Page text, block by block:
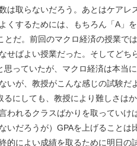
は取らないだろう。あとはケアレ
くするためには、もちろん「A」
とだ。前回のマクロ経済の授業で
せばよい授業だった。そしてどち
思っていたが、マクロ経済は本当
いが、教授がこんな感じの試験だ
にしても、教授により難しさは
われるクラスばかりを取っていけ
いだろうが）GPAを上げることは
的によい成績を取るために明日の